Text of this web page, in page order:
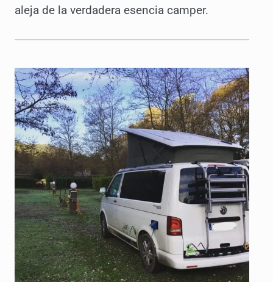
aleja de la verdadera esencia camper.